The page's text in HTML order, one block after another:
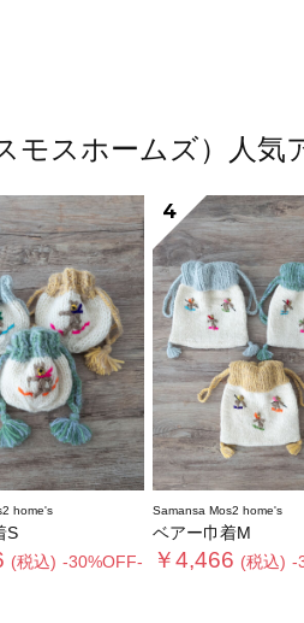
モスホームズ）人気
home's
S
(税込) -30%OFF-
4
Samansa Mos2 home's
ベアー巾着M
￥4,466 (税込) -